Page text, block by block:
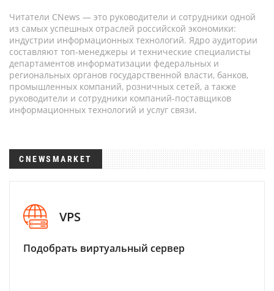
Читатели CNews — это руководители и сотрудники одной
из самых успешных отраслей российской экономики:
индустрии информационных технологий. Ядро аудитории
составляют топ-менеджеры и технические специалисты
департаментов информатизации федеральных и
региональных органов государственной власти, банков,
промышленных компаний, розничных сетей, а также
руководители и сотрудники компаний-поставщиков
информационных технологий и услуг связи.
CNEWSMARKET
VPS
Подобрать виртуальный сервер